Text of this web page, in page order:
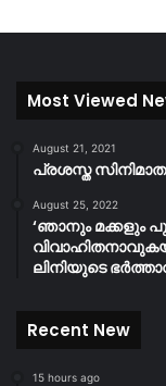
Most Viewed
August 21, 2021
പ്രശസ്ത
August 25, 2022
‘ഞാനും മക്കളും
ലിനിയുടെ
Recent New
15 hours ago